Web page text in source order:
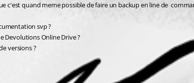
c'est quand meme possible de faire un backup en line de
svp ?
Devolutions Online Drive ?
versions ?